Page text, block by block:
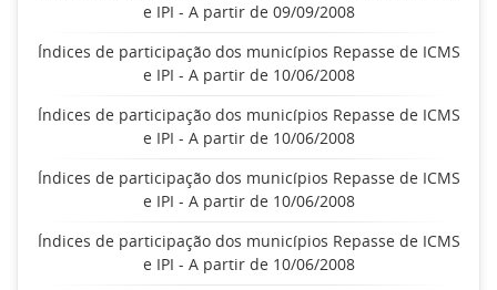
e IPI - A partir de 09/09/2008
Índices de participação dos municípios Repasse de ICMS
e IPI - A partir de 10/06/2008
Índices de participação dos municípios Repasse de ICMS
e IPI - A partir de 10/06/2008
Índices de participação dos municípios Repasse de ICMS
e IPI - A partir de 10/06/2008
Índices de participação dos municípios Repasse de ICMS
e IPI - A partir de 10/06/2008